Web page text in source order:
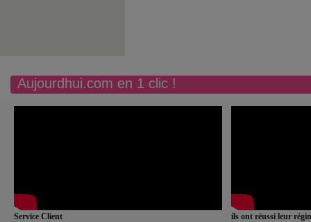
Aujourdhui.com en 1 clic !
Service Client
ils ont réussi leur